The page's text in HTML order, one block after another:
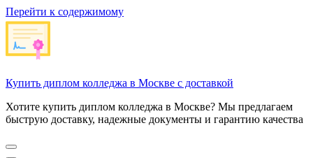
Перейти к содержимому
Купить диплом колледжа в Москве с доставкой
Хотите купить диплом колледжа в Москве? Мы предлагаем
быструю доставку, надежные документы и гарантию качества